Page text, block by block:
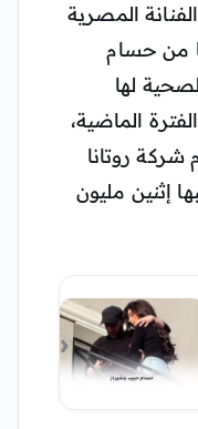
المصرية
من حسام
لها
الماضية،
روتانا
إثنين مليون